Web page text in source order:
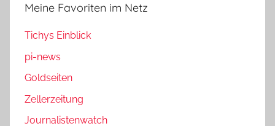
Meine Favoriten im Netz
Tichys Einblick
pi-news
Goldseiten
Zellerzeitung
Journalistenwatch